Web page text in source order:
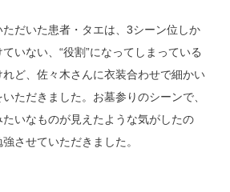
だいた患者・タエは、3シーン位しか
いない、“役割”になってしまっている
ど、佐々木さんに衣装合わせで細かい
ただきました。お墓参りのシーンで、
いなものが見えたような気がしたの
させていただきました。